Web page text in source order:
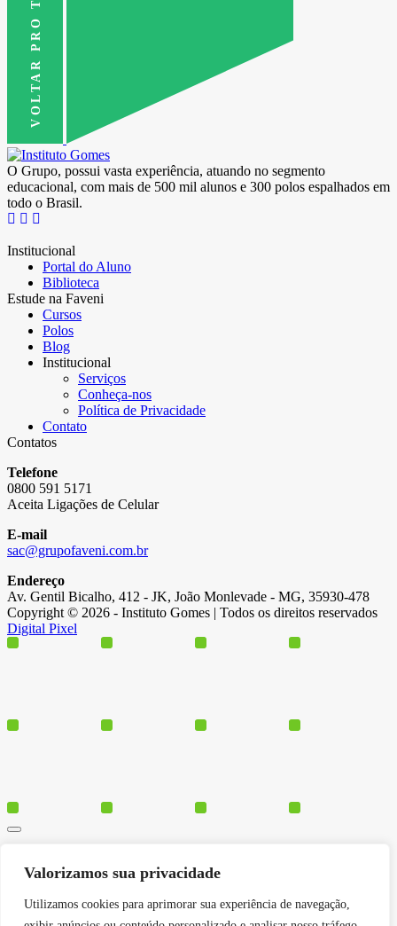
Valorizamos sua privacidade
Utilizamos cookies para aprimorar sua experiência de navegação,
VOLTAR PRO TOPO
O Grupo, possui vasta experiência, atuando no segmento
educacional, com mais de 500 mil alunos e 300 polos espalhados em
todo o Brasil.
Institucional
Portal do Aluno
Biblioteca
Estude na Faveni
Cursos
Polos
Blog
Institucional
Serviços
Conheça-nos
Política de Privacidade
Contato
Contatos
Telefone
0800 591 5171
Aceita Ligações de Celular
E-mail
sac@grupofaveni.com.br
Endereço
Av. Gentil Bicalho, 412 - JK, João Monlevade - MG, 35930-478
Copyright © 2026 - Instituto Gomes | Todos os direitos reservados
Digital Pixel
Polos
Institucional